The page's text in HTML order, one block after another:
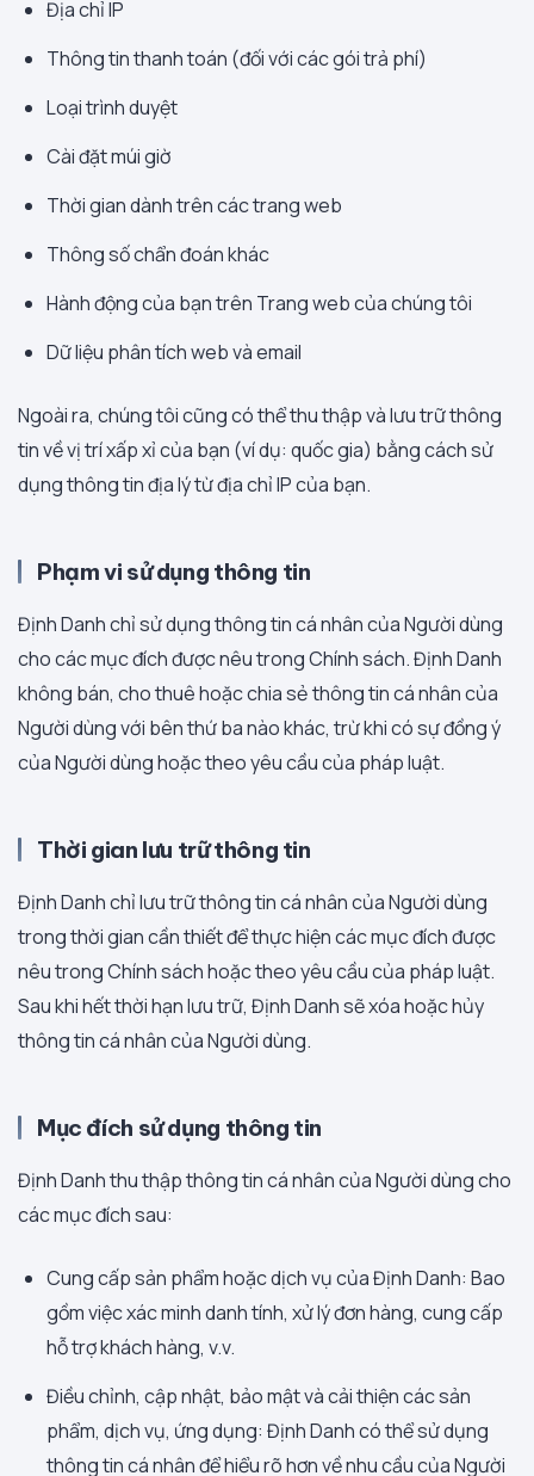
Địa chỉ IP
Thông tin thanh toán (đối với các gói trả phí)
Loại trình duyệt
Cài đặt múi giờ
Thời gian dành trên các trang web
Thông số chẩn đoán khác
Hành động của bạn trên Trang web của chúng tôi
Dữ liệu phân tích web và email
Ngoài ra, chúng tôi cũng có thể thu thập và lưu trữ thông
tin về vị trí xấp xỉ của bạn (ví dụ: quốc gia) bằng cách sử
dụng thông tin địa lý từ địa chỉ IP của bạn.
Phạm vi sử dụng thông tin
Định Danh chỉ sử dụng thông tin cá nhân của Người dùng
cho các mục đích được nêu trong Chính sách. Định Danh
không bán, cho thuê hoặc chia sẻ thông tin cá nhân của
Người dùng với bên thứ ba nào khác, trừ khi có sự đồng ý
của Người dùng hoặc theo yêu cầu của pháp luật.
Thời gian lưu trữ thông tin
Định Danh chỉ lưu trữ thông tin cá nhân của Người dùng
trong thời gian cần thiết để thực hiện các mục đích được
nêu trong Chính sách hoặc theo yêu cầu của pháp luật.
Sau khi hết thời hạn lưu trữ, Định Danh sẽ xóa hoặc hủy
thông tin cá nhân của Người dùng.
Mục đích sử dụng thông tin
Định Danh thu thập thông tin cá nhân của Người dùng cho
các mục đích sau:
Cung cấp sản phẩm hoặc dịch vụ của Định Danh: Bao
gồm việc xác minh danh tính, xử lý đơn hàng, cung cấp
hỗ trợ khách hàng, v.v.
Điều chỉnh, cập nhật, bảo mật và cải thiện các sản
phẩm, dịch vụ, ứng dụng: Định Danh có thể sử dụng
thông tin cá nhân để hiểu rõ hơn về nhu cầu của Người